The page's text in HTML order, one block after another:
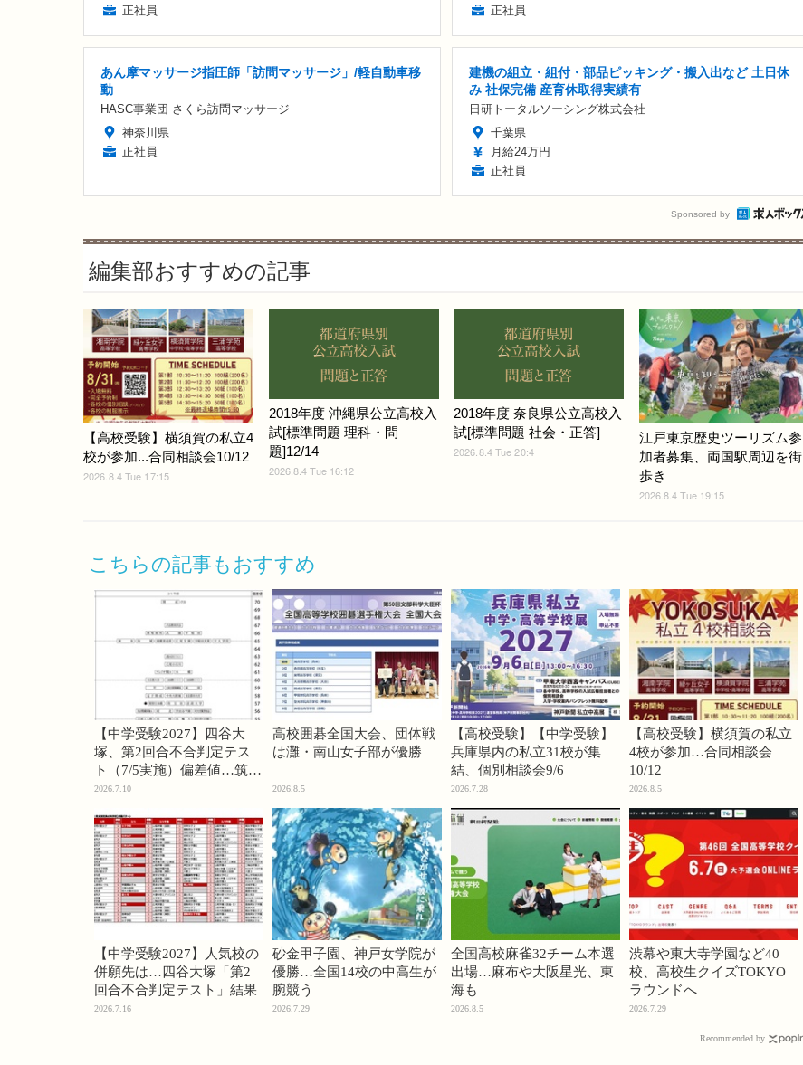
正社員
正社員
あん摩マッサージ指圧師「訪問マッサージ」/軽自動車移
動
HASC事業団 さくら訪問マッサージ
神奈川県
正社員
建機の組立・組付・部品ピッキング・搬入出など 土日休
み 社保完備 産育休取得実績有
日研トータルソーシング株式会社
千葉県
月給24万円
正社員
Sponsored by
編集部おすすめの記事
【高校受験】横須賀の私立4
校が参加...合同相談会10/12
2026.8.4 Tue 17:15
2018年度 沖縄県公立高校入
試[標準問題 理科・問
題]12/14
2026.8.4 Tue 16:12
2018年度 奈良県公立高校入
試[標準問題 社会・正答]
2026.8.4 Tue 20:4
江戸東京歴史ツーリズム参
加者募集、両国駅周辺を街
歩き
2026.8.4 Tue 19:15
こちらの記事もおすすめ
【中学受験2027】四谷大
塚、第2回合不合判定テス
ト（7/5実施）偏差値…筑駒
74・桜蔭70＜PR＞
2026.7.10
高校囲碁全国大会、団体戦
は灘・南山女子部が優勝
2026.8.5
【高校受験】【中学受験】
兵庫県内の私立31校が集
結、個別相談会9/6
2026.7.28
【高校受験】横須賀の私立
4校が参加…合同相談会
10/12
2026.8.5
【中学受験2027】人気校の
併願先は…四谷大塚「第2
回合不合判定テスト」結果
2026.7.16
砂金甲子園、神戸女学院が
優勝…全国14校の中高生が
腕競う
2026.7.29
全国高校麻雀32チーム本選
出場…麻布や大阪星光、東
海も
2026.8.5
渋幕や東大寺学園など40
校、高校生クイズTOKYO
ラウンドへ
2026.7.29
Recommended by